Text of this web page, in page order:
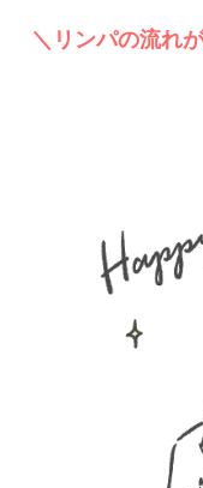
＼リンパの流れ